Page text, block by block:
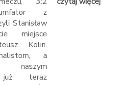
z
Stanisław
miejsce
Kolin.
a
już teraz